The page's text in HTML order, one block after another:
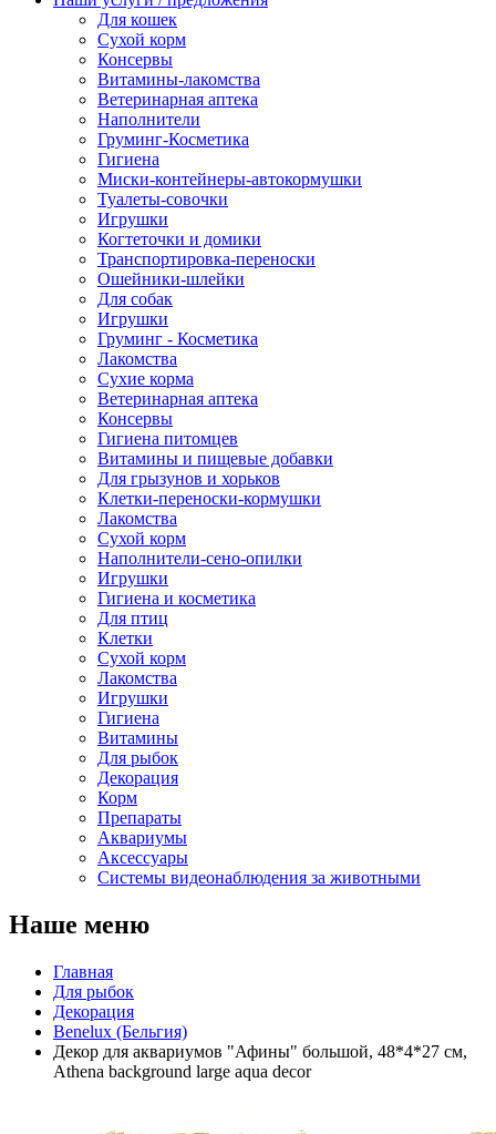
Для кошек
Сухой корм
Консервы
Витамины-лакомства
Ветеринарная аптека
Наполнители
Груминг-Косметика
Гигиена
Миски-контейнеры-автокормушки
Туалеты-совочки
Игрушки
Когтеточки и домики
Транспортировка-переноски
Ошейники-шлейки
Для собак
Игрушки
Груминг - Косметика
Лакомства
Сухие корма
Ветеринарная аптека
Консервы
Гигиена питомцев
Витамины и пищевые добавки
Для грызунов и хорьков
Клетки-переноски-кормушки
Лакомства
Сухой корм
Наполнители-сено-опилки
Игрушки
Гигиена и косметика
Для птиц
Клетки
Сухой корм
Лакомства
Игрушки
Гигиена
Витамины
Для рыбок
Декорация
Корм
Препараты
Аквариумы
Аксессуары
Cистемы видеонаблюдения за животными
Наше меню
Главная
Для рыбок
Декорация
Benelux (Бельгия)
Декор для аквариумов "Афины" большой, 48*4*27 см,
Athena background large aqua decor